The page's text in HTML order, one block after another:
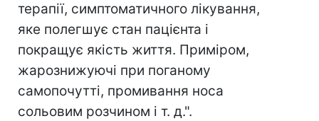
терапії, симптоматичного лікування,
яке полегшує стан пацієнта і
покращує якість життя. Приміром,
жарознижуючі при поганому
самопочутті, промивання носа
сольовим розчином і т. д.".